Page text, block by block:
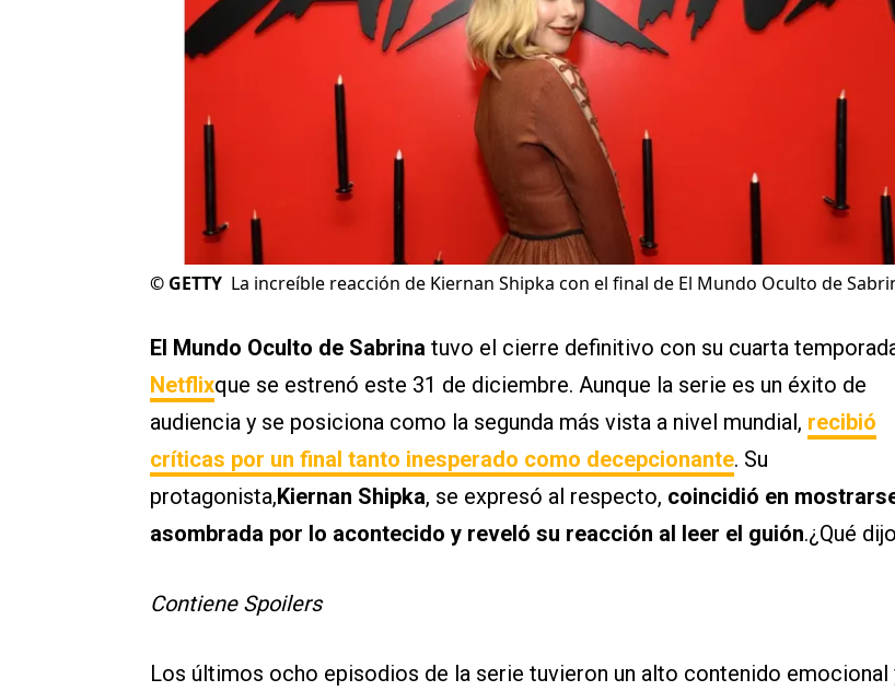
© GETTY La increíble reacción de Kiernan Shipka con el final de El Mundo Oculto de
El Mundo Oculto de Sabrina tuvo el cierre definitivo con su cuarta
Netflixque se estrenó este 31 de diciembre. Aunque la serie es un éxito de
audiencia y se posiciona como la segunda más vista a nivel mundial, recibió
críticas por un final tanto inesperado como decepcionante. Su
protagonista,Kiernan Shipka, se expresó al respecto, coincidió en
asombrada por lo acontecido y reveló su reacción al leer el guión.¿Qué
Contiene Spoilers
Los últimos ocho episodios de la serie tuvieron un alto contenido emocional